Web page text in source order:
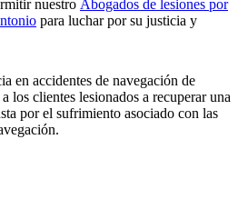
nuestro Abogados de lesiones por
para luchar por su justicia y
en accidentes de navegación de
los clientes lesionados a recuperar una
por el sufrimiento asociado con las